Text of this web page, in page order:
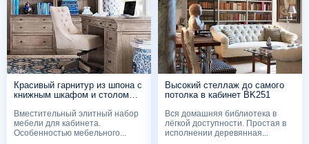
Красивый гарнитур из шпона с
книжным шкафом и столом
Вместительный элитный набор
мебели для кабинета.
Особенностью мебельного...
Высокий стеллаж до самого
потолка в кабинет BK251
Вся домашняя библиотека в
лёгкой доступности. Простая в
исполнении деревянная...